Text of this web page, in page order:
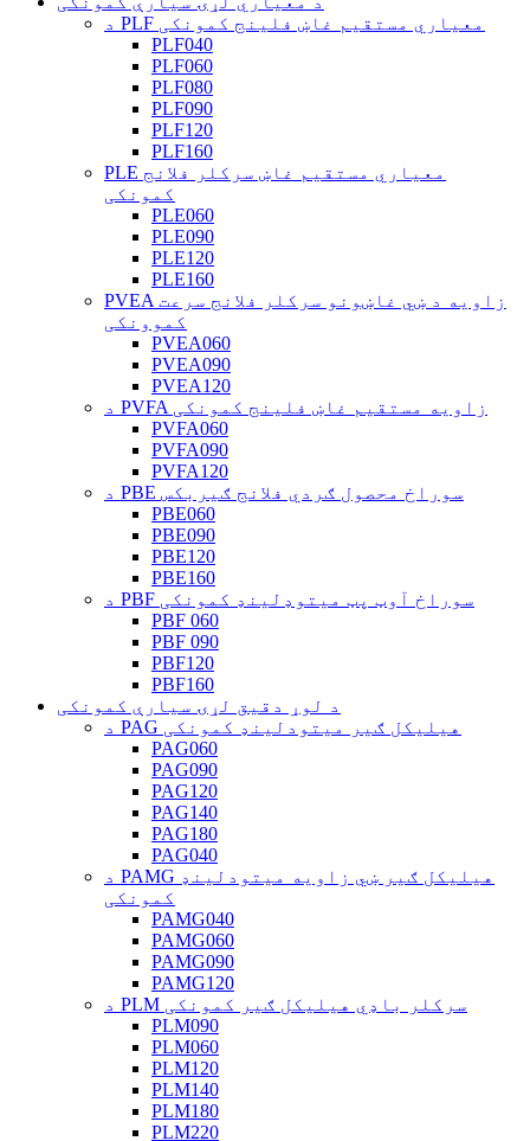
د PLF معیاري مستقیم غاښ فلینج کمونکی
PLF040
PLF060
PLF080
PLF090
PLF120
PLF160
PLE معیاري مستقیم غاښ سرکلر فلانج
کمونکی
PLE060
PLE090
PLE120
PLE160
PVEA زاویه د ښي غاښونو سرکلر فلانج سرعت
کموونکی
PVEA060
PVEA090
PVEA120
د PVFA زاویه مستقیم غاښ فلینج کمونکی
PVFA060
PVFA090
PVFA120
د PBE سوراخ محصول ګردي فلانج ګیربکس
PBE060
PBE090
PBE120
PBE160
د PBF سوراخ آوټ پټ میتوډلینډ کمونکی
PBF 060
PBF 090
PBF120
PBF160
د لوړ دقیق لړۍ سیارې کمونکی
د PAG هیلیکل ګیر میتودلینډ کمونکی
PAG060
PAG090
PAG120
PAG140
PAG180
PAG040
د PAMG هیلیکل ګیر ښي زاویه میتودلینډ
کمونکی
PAMG040
PAMG060
PAMG090
PAMG120
د PLM سرکلر باډي هیلیکل ګیر کمونکی
PLM090
PLM060
PLM120
PLM140
PLM180
PLM220